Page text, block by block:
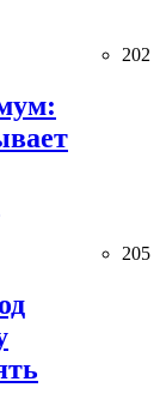
202
205